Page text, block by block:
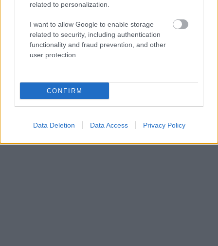
related to personalization.
I want to allow Google to enable storage
related to security, including authentication
functionality and fraud prevention, and other
user protection.
CONFIRM
Data Deletion Data Access Privacy Policy
ΗΛΙΑΣ ΠΑΠΑΪΩΑΝΝΟΥ
08/03/2026
Αναγνώριση και σεβασμός